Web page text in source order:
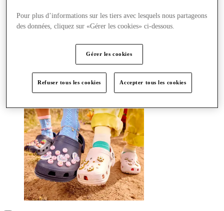
Quoi de neuf
Mangez et buvez
Pour plus d’informations sur les tiers avec lesquels nous partageons
des données, cliquez sur «Gérer les cookies» ci-dessous.
Gérer les cookies
Refuser tous les cookies Accepter tous les cookies